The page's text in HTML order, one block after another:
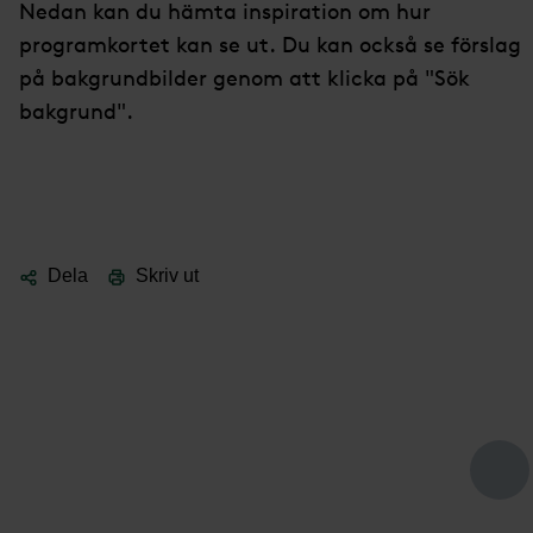
Nedan kan du hämta inspiration om hur
programkortet kan se ut. Du kan också se förslag
på bakgrundbilder genom att klicka på "Sök
bakgrund".
Dela Skriv ut